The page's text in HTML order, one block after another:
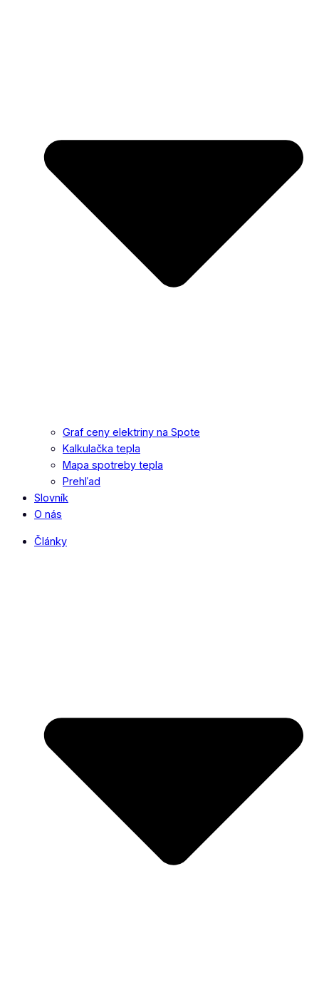
Graf ceny elektriny na Spote
Kalkulačka tepla
Mapa spotreby tepla
Prehľad
Slovník
O nás
Články